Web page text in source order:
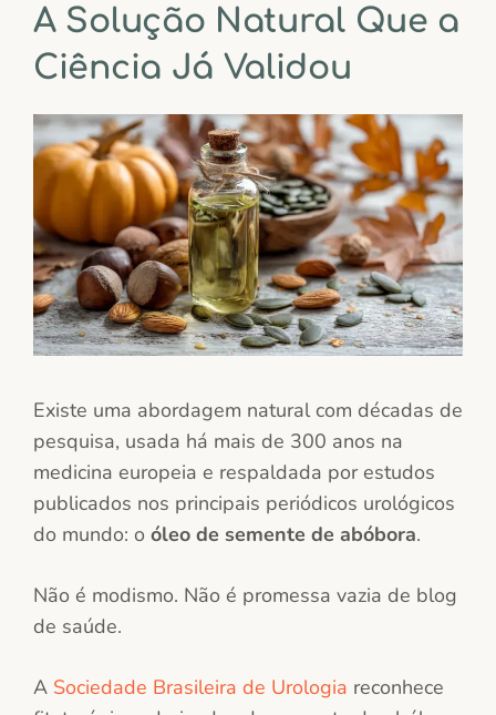
A Solução Natural Que a
Ciência Já Validou
Existe uma abordagem natural com décadas de
pesquisa, usada há mais de 300 anos na
medicina europeia e respaldada por estudos
publicados nos principais periódicos urológicos
do mundo: o óleo de semente de abóbora.
Não é modismo. Não é promessa vazia de blog
de saúde.
A Sociedade Brasileira de Urologia reconhece